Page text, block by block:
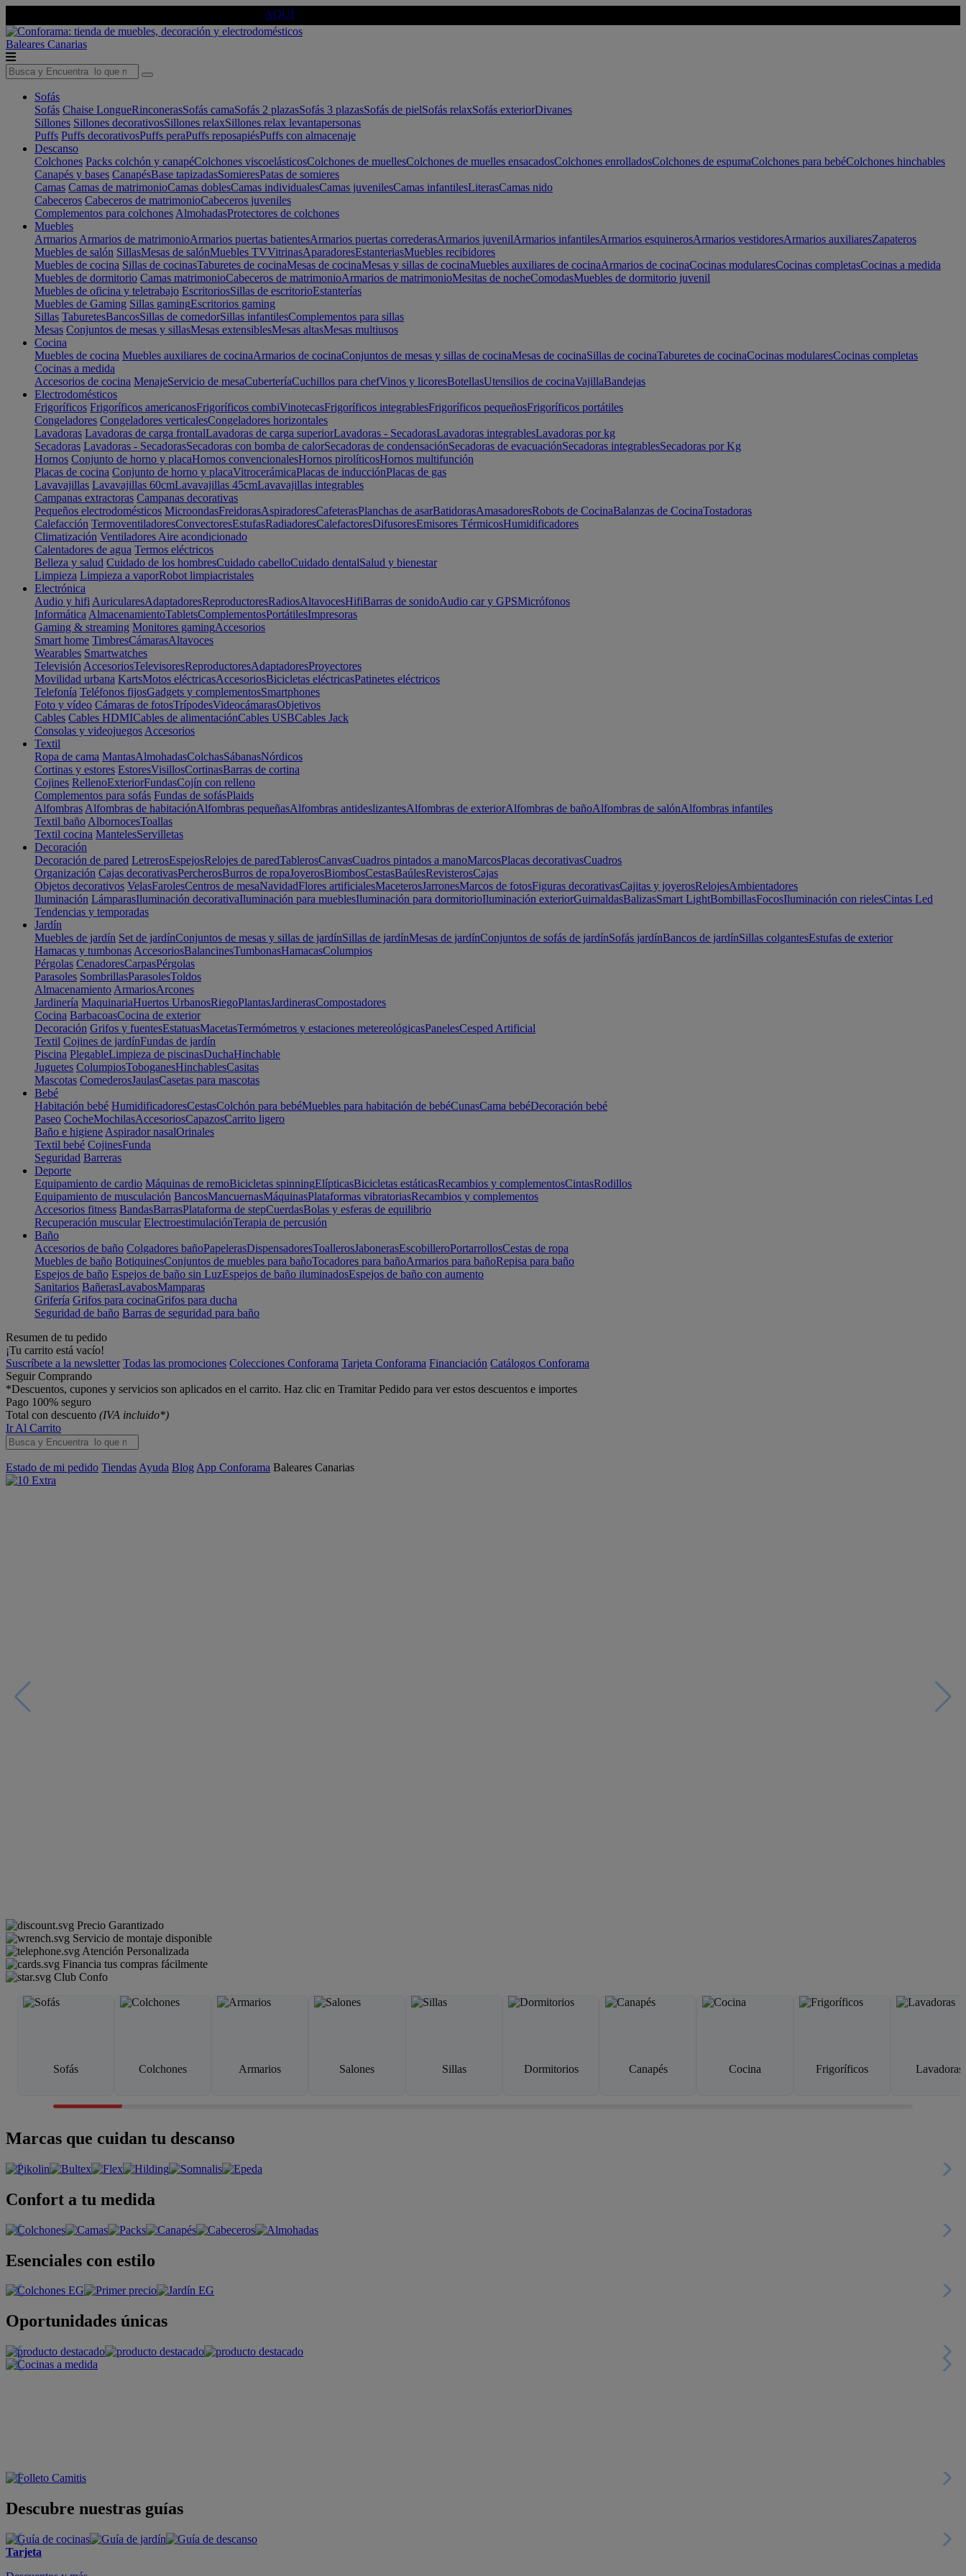
AQUÍ
Baleares Canarias
Sofás
Sofás Chaise LongueRinconerasSofás camaSofás 2 plazasSofás 3 plazasSofás de pielSofás relaxSofás exteriorDivanes
Sillones Sillones decorativosSillones relaxSillones relax levantapersonas
Puffs Puffs decorativosPuffs peraPuffs reposapiésPuffs con almacenaje
Descanso
Colchones Packs colchón y canapéColchones viscoelásticosColchones de muellesColchones de muelles ensacadosColchones enrolladosColchones de espumaColchones para bebéColchones hinchables
Canapés y bases CanapésBase tapizadasSomieresPatas de somieres
Camas Camas de matrimonioCamas doblesCamas individualesCamas juvenilesCamas infantilesLiterasCamas nido
Cabeceros Cabeceros de matrimonioCabeceros juveniles
Complementos para colchones AlmohadasProtectores de colchones
Muebles
Armarios Armarios de matrimonioArmarios puertas batientesArmarios puertas correderasArmarios juvenilArmarios infantilesArmarios esquinerosArmarios vestidoresArmarios auxiliaresZapateros
Muebles de salón SillasMesas de salónMuebles TVVitrinasAparadoresEstanteriasMuebles recibidores
Muebles de cocina Sillas de cocinasTaburetes de cocinaMesas de cocinaMesas y sillas de cocinaMuebles auxiliares de cocinaArmarios de cocinaCocinas modularesCocinas completasCocinas a medida
Muebles de dormitorio Camas matrimonioCabeceros de matrimonioArmarios de matrimonioMesitas de nocheComodasMuebles de dormitorio juvenil
Muebles de oficina y teletrabajo EscritoriosSillas de escritorioEstanterías
Muebles de Gaming Sillas gamingEscritorios gaming
Sillas TaburetesBancosSillas de comedorSillas infantilesComplementos para sillas
Mesas Conjuntos de mesas y sillasMesas extensiblesMesas altasMesas multiusos
Cocina
Muebles de cocina Muebles auxiliares de cocinaArmarios de cocinaConjuntos de mesas y sillas de cocinaMesas de cocinaSillas de cocinaTaburetes de cocinaCocinas modularesCocinas completas
Cocinas a medida
Accesorios de cocina MenajeServicio de mesaCuberteríaCuchillos para chefVinos y licoresBotellasUtensilios de cocinaVajillaBandejas
Electrodomésticos
Frigoríficos Frigoríficos americanosFrigoríficos combiVinotecasFrigoríficos integrablesFrigoríficos pequeñosFrigoríficos portátiles
Congeladores Congeladores verticalesCongeladores horizontales
Lavadoras Lavadoras de carga frontalLavadoras de carga superiorLavadoras - SecadorasLavadoras integrablesLavadoras por kg
Secadoras Lavadoras - SecadorasSecadoras con bomba de calorSecadoras de condensaciónSecadoras de evacuaciónSecadoras integrablesSecadoras por Kg
Hornos Conjunto de horno y placaHornos convencionalesHornos pirolíticosHornos multifunción
Placas de cocina Conjunto de horno y placaVitrocerámicaPlacas de inducciónPlacas de gas
Lavavajillas Lavavajillas 60cmLavavajillas 45cmLavavajillas integrables
Campanas extractoras Campanas decorativas
Pequeños electrodomésticos MicroondasFreidorasAspiradoresCafeterasPlanchas de asarBatidorasAmasadoresRobots de CocinaBalanzas de CocinaTostadoras
Calefacción TermoventiladoresConvectoresEstufasRadiadoresCalefactoresDifusoresEmisores TérmicosHumidificadores
Climatización Ventiladores Aire acondicionado
Calentadores de agua Termos eléctricos
Belleza y salud Cuidado de los hombresCuidado cabelloCuidado dentalSalud y bienestar
Limpieza Limpieza a vaporRobot limpiacristales
Electrónica
Audio y hifi AuricularesAdaptadoresReproductoresRadiosAltavocesHifiBarras de sonidoAudio car y GPSMicrófonos
Informática AlmacenamientoTabletsComplementosPortátilesImpresoras
Gaming & streaming Monitores gamingAccesorios
Smart home TimbresCámarasAltavoces
Wearables Smartwatches
Televisión AccesoriosTelevisoresReproductoresAdaptadoresProyectores
Movilidad urbana KartsMotos eléctricasAccesoriosBicicletas eléctricasPatinetes eléctricos
Telefonía Teléfonos fijosGadgets y complementosSmartphones
Foto y vídeo Cámaras de fotosTrípodesVideocámarasObjetivos
Cables Cables HDMICables de alimentaciónCables USBCables Jack
Consolas y videojuegos Accesorios
Textil
Ropa de cama MantasAlmohadasColchasSábanasNórdicos
Cortinas y estores EstoresVisillosCortinasBarras de cortina
Cojines RellenoExteriorFundasCojín con relleno
Complementos para sofás Fundas de sofásPlaids
Alfombras Alfombras de habitaciónAlfombras pequeñasAlfombras antideslizantesAlfombras de exteriorAlfombras de bañoAlfombras de salónAlfombras infantiles
Textil baño AlbornocesToallas
Textil cocina MantelesServilletas
Decoración
Decoración de pared LetrerosEspejosRelojes de paredTablerosCanvasCuadros pintados a manoMarcosPlacas decorativasCuadros
Organización Cajas decorativasPercherosBurros de ropaJoyerosBiombosCestasBaúlesRevisterosCajas
Objetos decorativos VelasFarolesCentros de mesaNavidadFlores artificialesMaceterosJarronesMarcos de fotosFiguras decorativasCajitas y joyerosRelojesAmbientadores
Iluminación LámparasIluminación decorativaIluminación para mueblesIluminación para dormitorioIluminación exteriorGuirnaldasBalizasSmart LightBombillasFocosIluminación con rielesCintas Led
Tendencias y temporadas
Jardín
Muebles de jardín Set de jardínConjuntos de mesas y sillas de jardínSillas de jardínMesas de jardínConjuntos de sofás de jardínSofás jardínBancos de jardínSillas colgantesEstufas de exterior
Hamacas y tumbonas AccesoriosBalancinesTumbonasHamacasColumpios
Pérgolas CenadoresCarpasPérgolas
Parasoles SombrillasParasolesToldos
Almacenamiento ArmariosArcones
Jardinería MaquinariaHuertos UrbanosRiegoPlantasJardinerasCompostadores
Cocina BarbacoasCocina de exterior
Decoración Grifos y fuentesEstatuasMacetasTermómetros y estaciones metereológicasPanelesCesped Artificial
Textil Cojines de jardínFundas de jardín
Piscina PlegableLimpieza de piscinasDuchaHinchable
Juguetes ColumpiosToboganesHinchablesCasitas
Mascotas ComederosJaulasCasetas para mascotas
Bebé
Habitación bebé HumidificadoresCestasColchón para bebéMuebles para habitación de bebéCunasCama bebéDecoración bebé
Paseo CocheMochilasAccesoriosCapazosCarrito ligero
Baño e higiene Aspirador nasalOrinales
Textil bebé CojinesFunda
Seguridad Barreras
Deporte
Equipamiento de cardio Máquinas de remoBicicletas spinningElípticasBicicletas estáticasRecambios y complementosCintasRodillos
Equipamiento de musculación BancosMancuernasMáquinasPlataformas vibratoriasRecambios y complementos
Accesorios fitness BandasBarrasPlataforma de stepCuerdasBolas y esferas de equilibrio
Recuperación muscular ElectroestimulaciónTerapia de percusión
Baño
Accesorios de baño Colgadores bañoPapelerasDispensadoresToallerosJabonerasEscobilleroPortarrollosCestas de ropa
Muebles de baño BotiquinesConjuntos de muebles para bañoTocadores para bañoArmarios para bañoRepisa para baño
Espejos de baño Espejos de baño sin LuzEspejos de baño iluminadosEspejos de baño con aumento
Sanitarios BañerasLavabosMamparas
Grifería Grifos para cocinaGrifos para ducha
Seguridad de baño Barras de seguridad para baño
Resumen de tu pedido
¡Tu carrito está vacío!
Suscríbete a la newsletter Todas las promociones Colecciones Conforama Tarjeta Conforama Financiación Catálogos Conforama
Seguir Comprando
*Descuentos, cupones y servicios son aplicados en el carrito. Haz clic en Tramitar Pedido para ver estos descuentos e importes
Pago 100% seguro
Total con descuento (IVA incluido*)
Ir Al Carrito
Estado de mi pedido Tiendas Ayuda Blog App Conforama Baleares Canarias
Precio Garantizado
Servicio de montaje disponible
Atención Personalizada
Financia tus compras fácilmente
Club Confo
Sofás Colchones Armarios Salones Sillas Dormitorios Canapés Cocina Frigoríficos Lavadoras
Marcas que cuidan tu descanso
Confort a tu medida
Esenciales con estilo
Oportunidades únicas
Descubre nuestras guías
Tarjeta